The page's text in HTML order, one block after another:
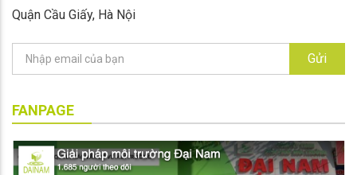
Quận Cầu Giấy, Hà Nội
Gửi
FANPAGE